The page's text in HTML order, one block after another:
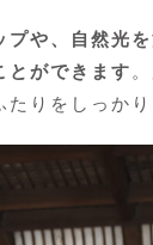
や、自然光
とができます
りをしっかり